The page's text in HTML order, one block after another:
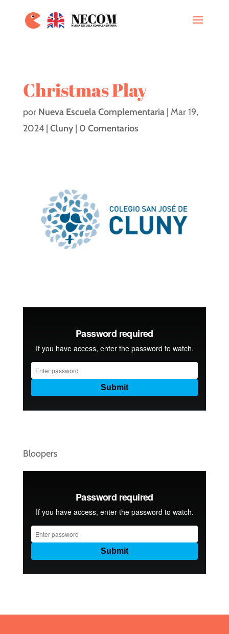
Christmas Play
por Nueva Escuela Complementaria| Mar 19,
2024| Cluny| 0 Comentarios
Bloopers